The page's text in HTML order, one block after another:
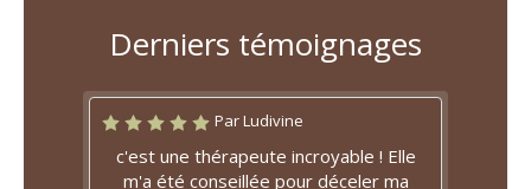
Derniers témoignages
Par Ludivine
c'est une thérapeute incroyable ! Elle
m'a été conseillée pour déceler ma